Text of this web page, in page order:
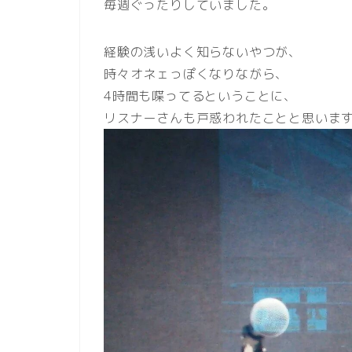
毎週ぐったりしていました。
経験の浅いよく知らないやつが、
時々オネェっぽくなりながら、
4時間も喋ってるということに、
リスナーさんも戸惑われたことと思いま